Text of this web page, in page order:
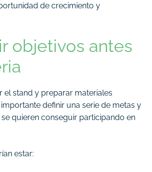
de crecimiento y
objetivos antes
el stand y preparar materiales
definir una serie de metas y
quieren conseguir participando en
estar: